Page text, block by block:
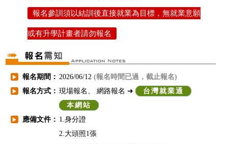
報名參訓須以結訓後直接就業為目標，無就業意願
或有升學計畫者請勿報名
▶ 報名期間： 2026/06/12 (報名時間已過，截止報名)
▶ 報名方式： 現場報名、 網路報名 ➜
台灣就業通
本網站
▶ 應備文件： 1.身分證
2.大頭照1張